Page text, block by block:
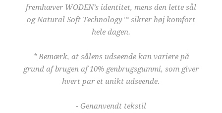
fremhæver WODEN’s identitet, mens den lette sål
og Natural Soft Technology™ sikrer høj komfort
hele dagen.
* Bemærk, at sålens udseende kan variere på
grund af brugen af 10% genbrugsgummi, som giver
hvert par et unikt udseende.
- Genanvendt tekstil